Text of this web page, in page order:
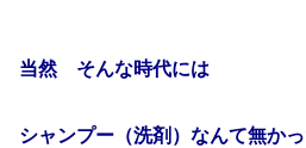
当然 そんな時代には
シャンプー（洗剤）なんて無かっ